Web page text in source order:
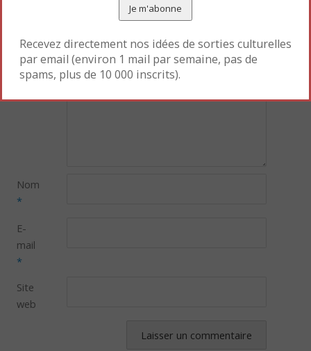
Laisser un commentaire
obligatoires sont indiqués avec*
Commentaire
Nom
*
E-
mail
*
Site
web
Recevez directement nos idées de sorties culturelles
par email (environ 1 mail par semaine, pas de
spams, plus de 10 000 inscrits).